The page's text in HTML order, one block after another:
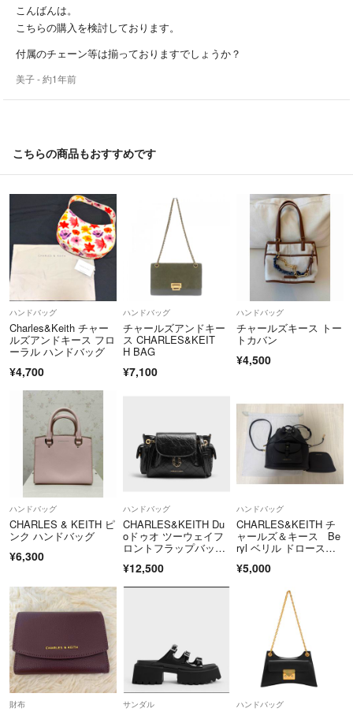
こんばんは。
こちらの購入を検討しております。
付属のチェーン等は揃っておりますでしょうか？
美子- 約1年前
こちらの商品もおすすめです
ハンドバッグ
Charles&Keith チャー
ルズアンドキース フロ
ーラル ハンドバッグ
¥4,700
ハンドバッグ
チャールズアンドキー
ス CHARLES&KEIT
H BAG
¥7,100
ハンドバッグ
チャールズキース トー
トカバン
¥4,500
ハンドバッグ
CHARLES & KEITH ピ
ンク ハンドバッグ
¥6,300
ハンドバッグ
CHARLES&KEITH Du
oドゥオ ツーウェイフ
ロントフラップバック
¥12,500
ハンドバッグ
CHARLES&KEITH チ
ャールズ＆キース Be
ryl ベリル ドロースト
¥5,000
財布 サンダル ハンドバッグ